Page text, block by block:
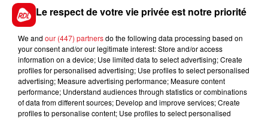
4 IQUEM D'AMER: Ses récentes sorties provinciales
ne l'ont pas montré à son meilleur niveau, mais le
fait de revenir à Vincennes peut lui permettre de se
réhabiliter.
En direct des pistes :
Le respect de votre vie privée est notre priorité
We and our (447) partnersdo the following data processing based on
your consent and/or our legitimate interest: Store and/or access
information on a device; Use limited data to select advertising; Create
profiles for personalised advertising; Use profiles to select personalised
advertising; Measure advertising performance; Measure content
performance; Understand audiences through statistics or combinations
of data from different sources; Develop and improve services; Create
profiles to personalise content; Use profiles to select personalised